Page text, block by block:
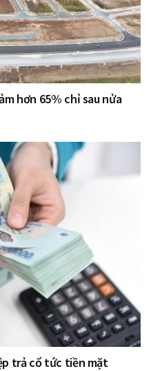
hơn 65% chỉ sau nửa
trả cổ tức tiền mặt